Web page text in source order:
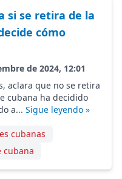
si se retira de la
cómo
de 2024, 12:01
aclara que no se retira
cubana ha decidido
a... Sigue leyendo »
cubanas
cubana